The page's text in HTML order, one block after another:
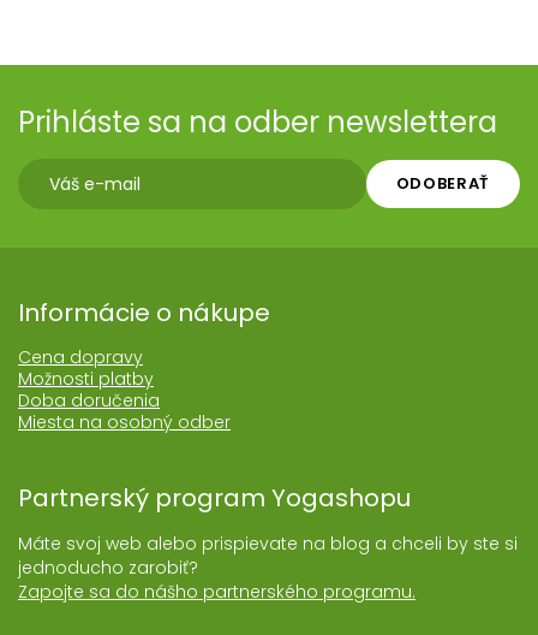
Prihláste sa na odber newslettera
ODOBERAŤ
Informácie o nákupe
Cena dopravy
Možnosti platby
Doba doručenia
Miesta na osobný odber
Partnerský program Yogashopu
Máte svoj web alebo prispievate na blog a chceli by ste si
jednoducho zarobiť?
Zapojte sa do nášho partnerského programu.